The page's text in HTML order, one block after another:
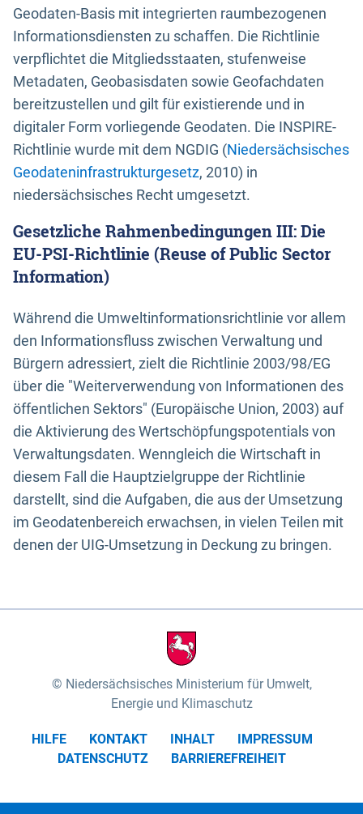
Geodaten-Basis mit integrierten raumbezogenen
Informationsdiensten zu schaffen. Die Richtlinie
verpflichtet die Mitgliedsstaaten, stufenweise
Metadaten, Geobasisdaten sowie Geofachdaten
bereitzustellen und gilt für existierende und in
digitaler Form vorliegende Geodaten. Die INSPIRE-
Richtlinie wurde mit dem NGDIG (Niedersächsisches
Geodateninfrastrukturgesetz, 2010) in
niedersächsisches Recht umgesetzt.
Gesetzliche Rahmenbedingungen III: Die
EU-PSI-Richtlinie (Reuse of Public Sector
Information)
Während die Umweltinformationsrichtlinie vor allem
den Informationsfluss zwischen Verwaltung und
Bürgern adressiert, zielt die Richtlinie 2003/98/EG
über die "Weiterverwendung von Informationen des
öffentlichen Sektors" (Europäische Union, 2003) auf
die Aktivierung des Wertschöpfungspotentials von
Verwaltungsdaten. Wenngleich die Wirtschaft in
diesem Fall die Hauptzielgruppe der Richtlinie
darstellt, sind die Aufgaben, die aus der Umsetzung
im Geodatenbereich erwachsen, in vielen Teilen mit
denen der UIG-Umsetzung in Deckung zu bringen.
Niedersächsisches Ministerium für Umwelt,
Energie und Klimaschutz
HILFE KONTAKT INHALT
IMPRESSUM
DATENSCHUTZ
BARRIEREFREIHEIT